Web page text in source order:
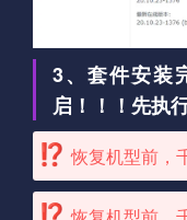
3、套件安装
启！！！先执
恢复机型前，